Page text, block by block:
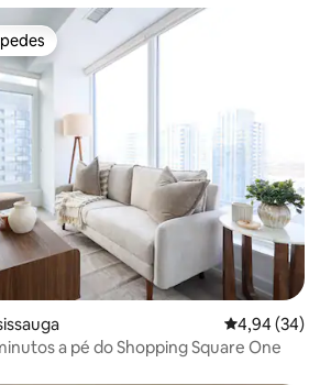
4,94 de uma
4,94 (34)
a pé do Shopping Square One